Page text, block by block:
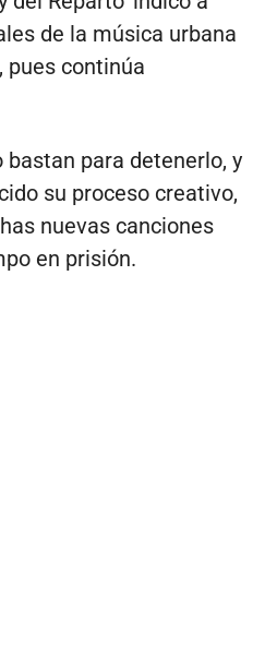
de la música urbana
pues continúa
bastan para detenerlo, y
su proceso creativo,
nuevas canciones
en prisión.